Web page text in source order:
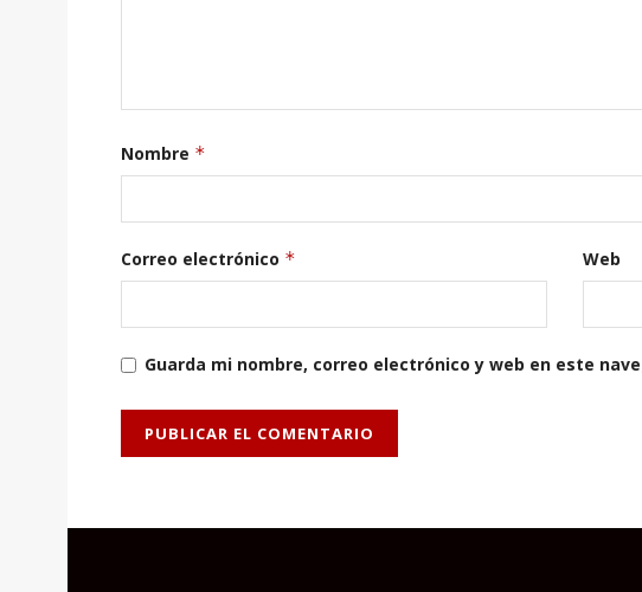
Nombre *
Correo electrónico * Web
Guarda mi nombre, correo electrónico y web en este